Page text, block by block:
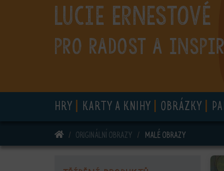
Lucie Ernestové
PRO RADOST A
HRY KARTY A KNIHY OBRÁZKY
DOMŮORIGINÁLNÍ OBRAZY MALÉ OBRAZY